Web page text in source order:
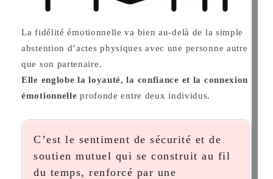
La fidélité émotionnelle va bien au-delà de la simple
abstention d’actes physiques avec une personne autre
que son partenaire.
Elle englobe la loyauté, la confiance et la connexion
émotionnelle profonde entre deux individus.
C’est le sentiment de sécurité et de
soutien mutuel qui se construit au fil
du temps, renforcé par une